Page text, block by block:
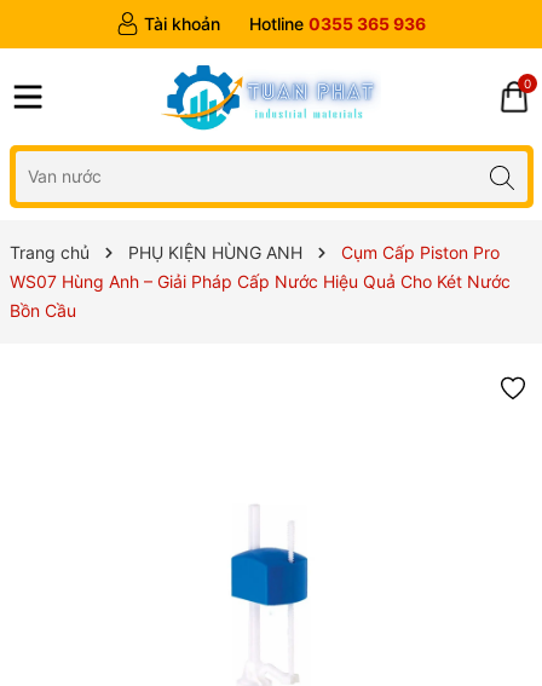
Tài khoản Hotline 0355 365 936
0
Trang chủ PHỤ KIỆN HÙNG ANH
Cụm Cấp Piston Pro
WS07 Hùng Anh – Giải Pháp Cấp Nước Hiệu Quả Cho Két Nước
Bồn Cầu